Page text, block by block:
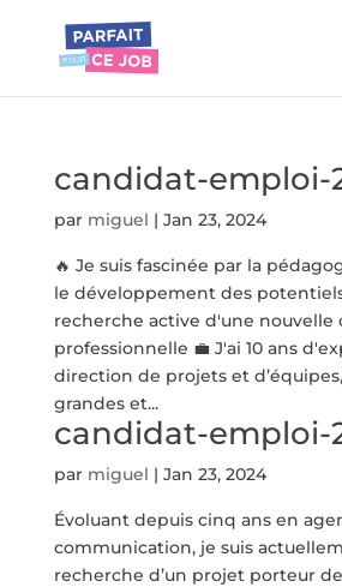
candidat-emploi-
par miguel | Jan 23, 2024
🔥 Je suis fascinée par la
le développement des
recherche active d'une
professionnelle 💼 J'ai 10 ans
direction de projets et
grandes et...
candidat-emploi-
par miguel | Jan 23, 2024
Évoluant depuis cinq ans en
communication, je suis
recherche d’un projet porteur